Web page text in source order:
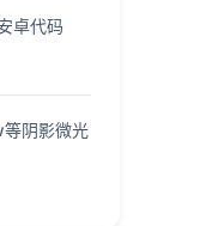
卓代码
阴影微光